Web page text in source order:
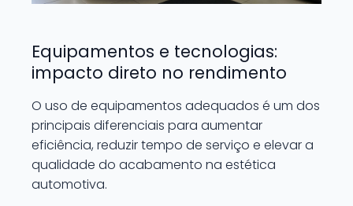
Equipamentos e tecnologias:
impacto direto no rendimento
O uso de equipamentos adequados é um dos
principais diferenciais para aumentar
eficiência, reduzir tempo de serviço e elevar a
qualidade do acabamento na estética
automotiva.